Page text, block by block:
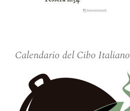
Calendario del Cibo Italiano